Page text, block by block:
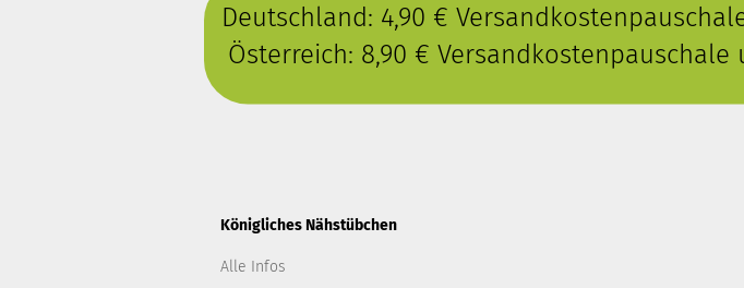
Deutschland: 4,90 €
Österreich: 8,90 €
Königliches Nähstübchen
Alle Infos